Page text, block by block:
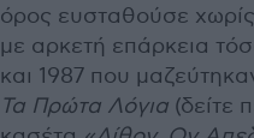
όρος ευσταθούσε χωρίς
με αρκετή επάρκεια
και 1987 που
Τα Πρώτα Λόγια (δείτε